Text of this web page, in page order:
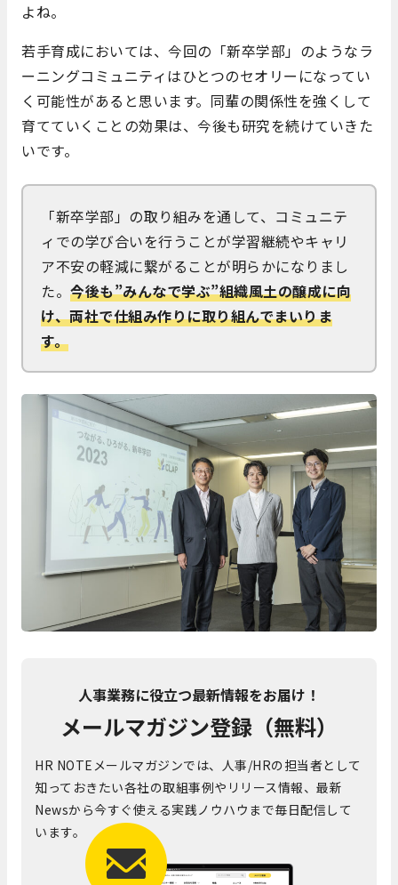
よね。
若手育成においては、今回の「新卒学部」のようなラ
ーニングコミュニティはひとつのセオリーになってい
く可能性があると思います。同輩の関係性を強くして
育てていくことの効果は、今後も研究を続けていきた
いです。
「新卒学部」の取り組みを通して、コミュニテ
ィでの学び合いを行うことが学習継続やキャリ
ア不安の軽減に繋がることが明らかになりまし
た。 今後も”みんなで学ぶ”組織風土の醸成に向
け、両社で仕組み作りに取り組んでまいりま
す。
人事業務に役立つ最新情報をお届け！
メールマガジン登録（無料）
HR NOTEメールマガジンでは、人事/HRの担当者として
知っておきたい各社の取組事例やリリース情報、最新
Newsから今すぐ使える実践ノウハウまで毎日配信して
います。